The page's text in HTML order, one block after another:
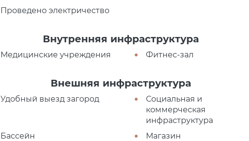
Проведено электричество
Внутренняя инфраструктура
Медицинские учреждения Фитнес-зал
Внешняя инфраструктура
Удобный выезд загород
Социальная и
коммерческая
инфраструктура
Бассейн Магазин